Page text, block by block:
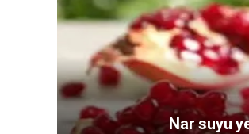
Maymun